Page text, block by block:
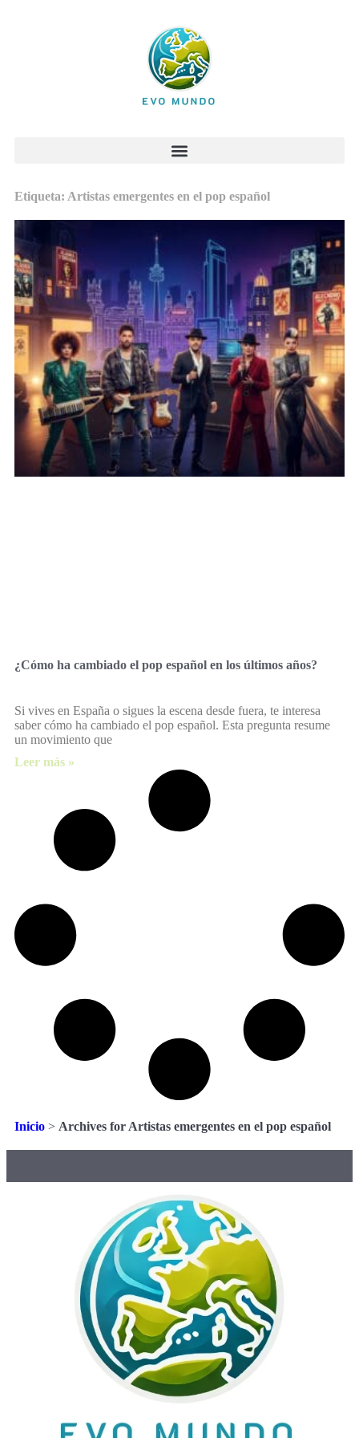
Etiqueta: Artistas emergentes en el pop español
¿Cómo ha cambiado el pop español en los últimos años?
Si vives en España o sigues la escena desde fuera, te interesa
saber cómo ha cambiado el pop español. Esta pregunta resume
un movimiento que
Leer más »
Inicio > Archives for Artistas emergentes en el pop español